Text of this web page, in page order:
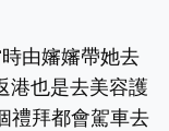
由嬸嬸帶她去
港也是去美容護
禮拜都會駕車去